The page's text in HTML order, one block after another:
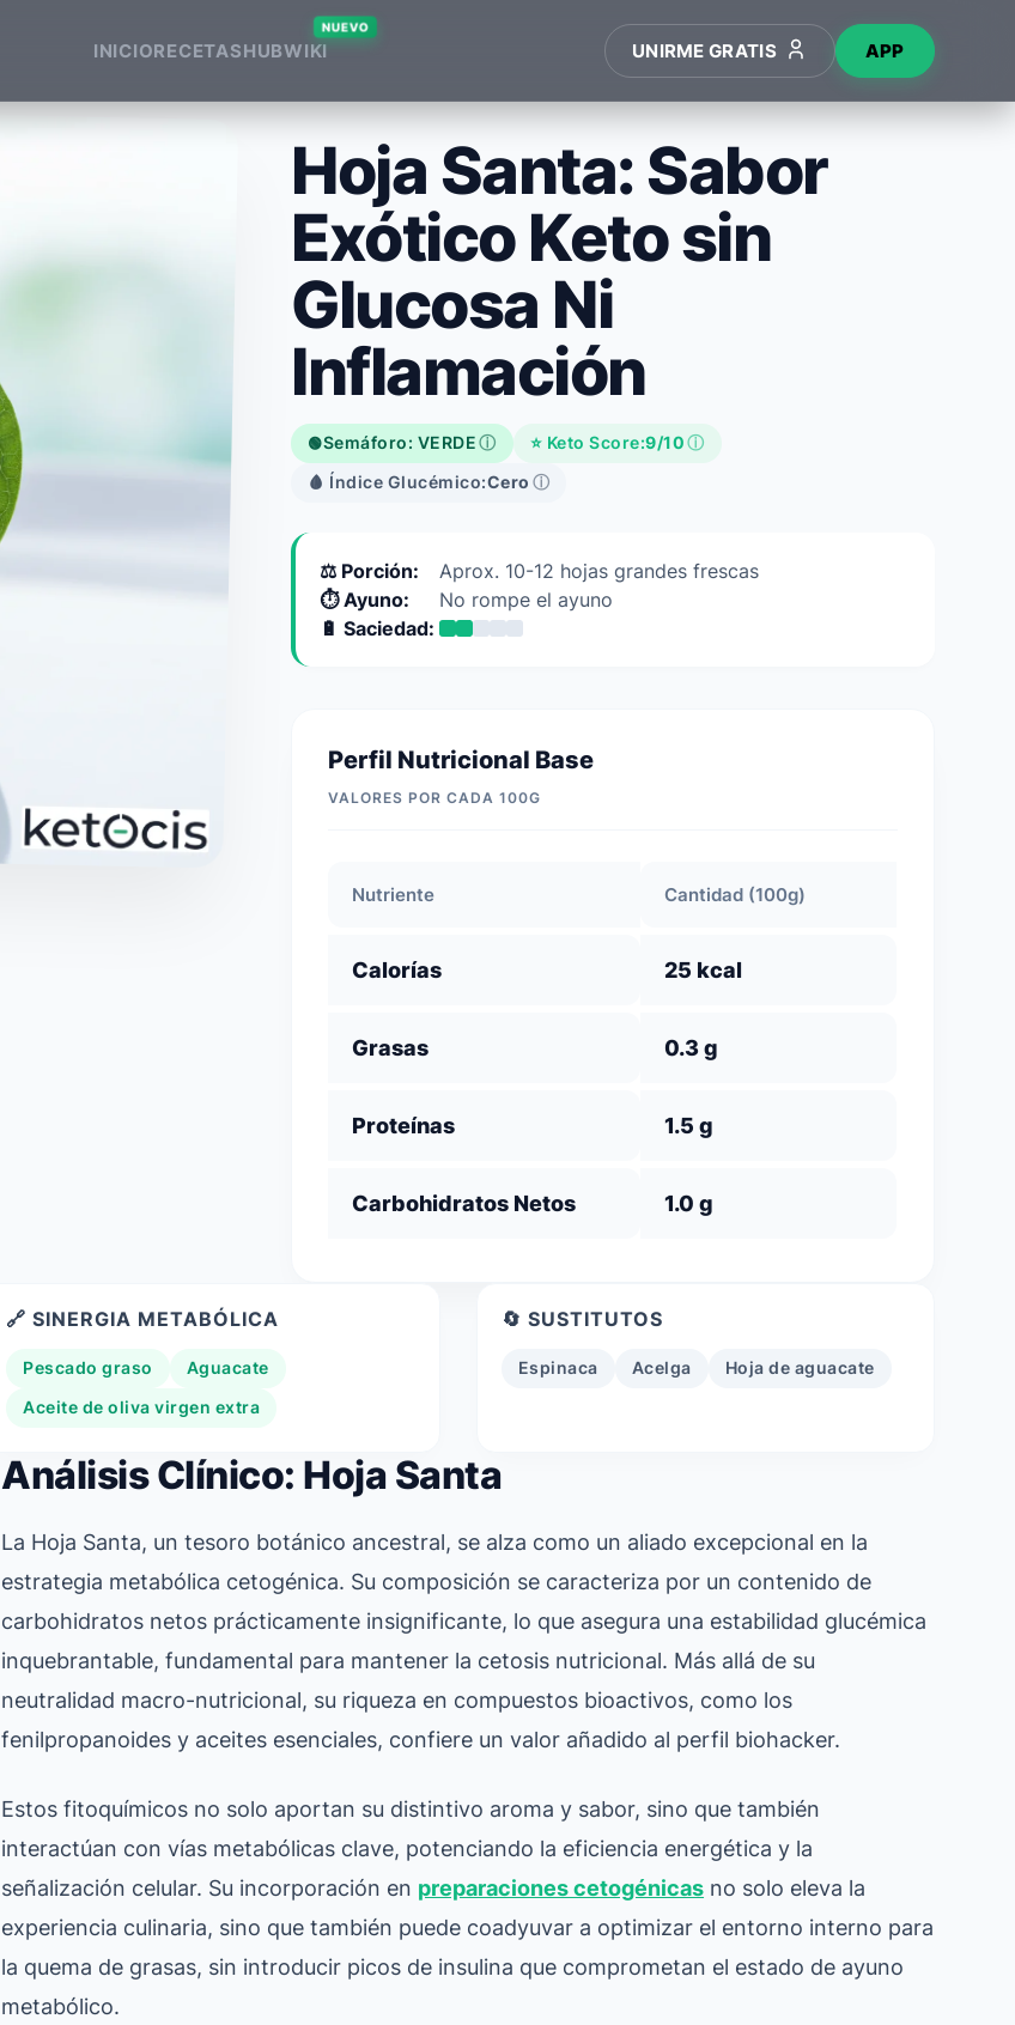
INICIORECETASHUBWIKI
NUEVO
UNIRME GRATIS APP
Hoja Santa: Sabor
Exótico Keto sin
Glucosa Ni
Inflamación
🟢Semáforo: VERDEⓘ ⭐ Keto Score:9/10ⓘ
🩸 Índice Glucémico:Cero ⓘ
⚖️ Porción:
Aprox. 10-12 hojas grandes frescas
⏱️ Ayuno:
No rompe el ayuno
🔋 Saciedad:
Perfil Nutricional Base
VALORES POR CADA 100G
Nutriente Cantidad (100g)
Calorías 25 kcal
Grasas 0.3 g
Proteínas 1.5 g
Carbohidratos Netos 1.0 g
🔗 SINERGIA METABÓLICA
Pescado graso Aguacate
Aceite de oliva virgen extra
🔄 SUSTITUTOS
Espinaca Acelga Hoja de aguacate
Análisis Clínico: Hoja Santa
La Hoja Santa, un tesoro botánico ancestral, se alza como un aliado excepcional en la
estrategia metabólica cetogénica. Su composición se caracteriza por un contenido de
carbohidratos netos prácticamente insignificante, lo que asegura una estabilidad glucémica
inquebrantable, fundamental para mantener la cetosis nutricional. Más allá de su
neutralidad macro-nutricional, su riqueza en compuestos bioactivos, como los
fenilpropanoides y aceites esenciales, confiere un valor añadido al perfil biohacker.
Estos fitoquímicos no solo aportan su distintivo aroma y sabor, sino que también
interactúan con vías metabólicas clave, potenciando la eficiencia energética y la
señalización celular. Su incorporación en preparaciones cetogénicas no solo eleva la
experiencia culinaria, sino que también puede coadyuvar a optimizar el entorno interno para
la quema de grasas, sin introducir picos de insulina que comprometan el estado de ayuno
metabólico.